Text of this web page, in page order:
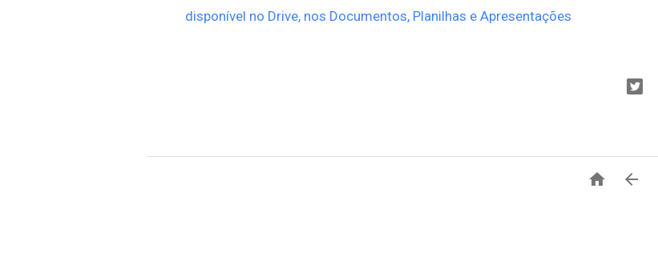
disponível no Drive, nos Documentos, Planilhas e Apresentações
 